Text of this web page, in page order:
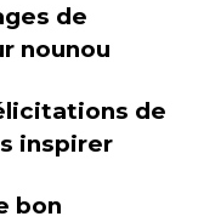
de
nounou
de
inspirer
bon